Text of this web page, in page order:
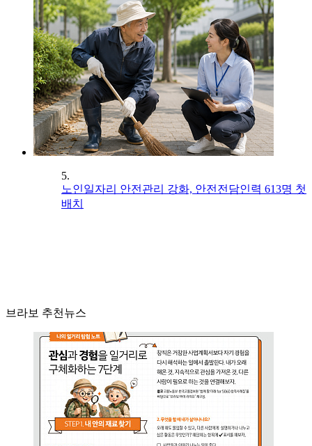
5.
노인일자리 안전관리 강화, 안전전담인력 613명 첫
배치
브라보 추천뉴스